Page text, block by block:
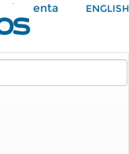
Mi Cuenta ENGLISH